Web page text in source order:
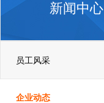
新闻中心
员工风采
企业动态